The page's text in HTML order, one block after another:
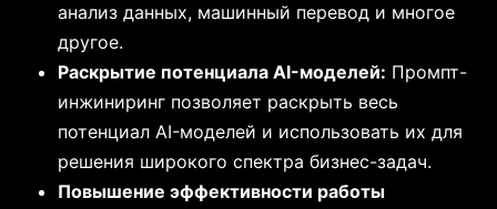
анализ данных, машинный перевод и многое
другое.
Раскрытие потенциала AI-моделей: Промпт-
инжиниринг позволяет раскрыть весь
потенциал AI-моделей и использовать их для
решения широкого спектра бизнес-задач.
Повышение эффективности работы